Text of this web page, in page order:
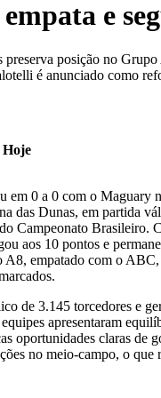
e
preserva posição no
é anunciado como
em 0 a 0 com o Maguary
das Dunas, em partida
Campeonato Brasileiro.
aos 10 pontos e
A8, empatado com o
de 3.145 torcedores e
apresentaram
oportunidades claras de
no meio-campo, o que